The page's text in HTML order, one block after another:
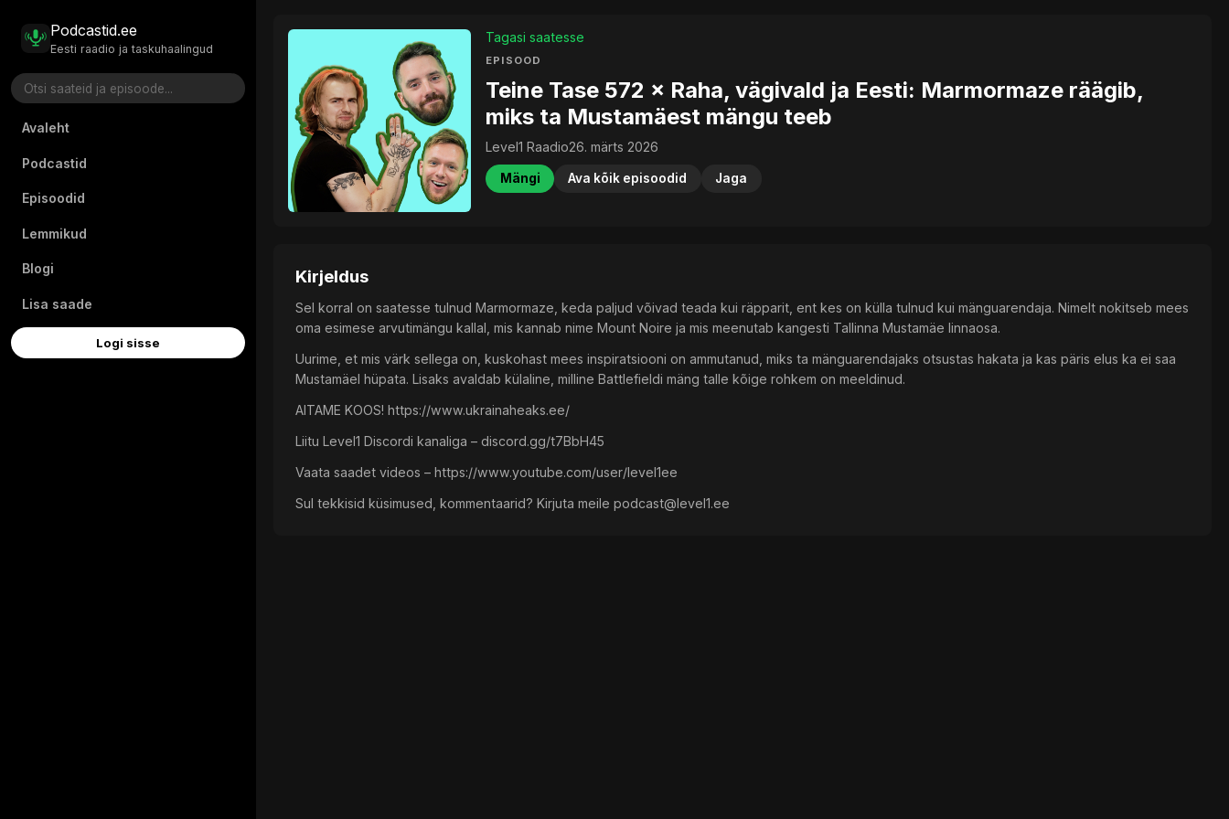
Podcastid.ee
Eesti raadio ja taskuhaalingud
Avaleht
Podcastid
Episoodid
Lemmikud
Blogi
Lisa saade
Logi sisse
Tagasi saatesse
EPISOOD
Teine Tase 572 × Raha, vägivald ja Eesti: Marmormaze räägib,
miks ta Mustamäest mängu teeb
Level1 Raadio26. märts 2026
Mängi Ava kõik episoodid Jaga
Kirjeldus
Sel korral on saatesse tulnud Marmormaze, keda paljud võivad teada kui räpparit, ent kes on külla tulnud kui mänguarendaja. Nimelt nokitseb mees
oma esimese arvutimängu kallal, mis kannab nime Mount Noire ja mis meenutab kangesti Tallinna Mustamäe linnaosa.
Uurime, et mis värk sellega on, kuskohast mees inspiratsiooni on ammutanud, miks ta mänguarendajaks otsustas hakata ja kas päris elus ka ei saa
Mustamäel hüpata. Lisaks avaldab külaline, milline Battlefieldi mäng talle kõige rohkem on meeldinud.
AITAME KOOS! https://www.ukrainaheaks.ee/
Liitu Level1 Discordi kanaliga – discord.gg/t7BbH45
Vaata saadet videos – https://www.youtube.com/user/level1ee
Sul tekkisid küsimused, kommentaarid? Kirjuta meilepodcast@level1.ee